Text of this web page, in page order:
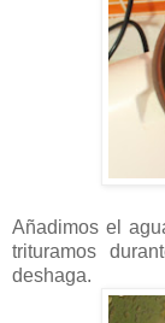
Añadimos el
trituramos
deshaga.